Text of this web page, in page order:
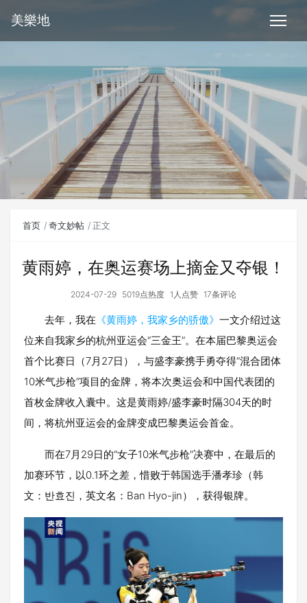
美樂地
首页 奇文妙帖 正文
黄雨婷，在奥运赛场上摘金又夺银！
2024-07-29 5019点热度 1人点赞 17条评论
去年，我在 《黄雨婷，我家乡的骄傲》 一文介绍过这
位来自我家乡的杭州亚运会“三金王”。在本届巴黎奥运会
首个比赛日（7月27日），与盛李豪携手勇夺得“混合团体
10米气步枪”项目的金牌，将本次奥运会和中国代表团的
首枚金牌收入囊中。这是黄雨婷/盛李豪时隔304天的时
间，将杭州亚运会的金牌变成巴黎奥运会首金。
而在7月29日的“女子10米气步枪”决赛中，在最后的
加赛环节，以0.1环之差，惜败于韩国选手潘孝珍（韩
文：반효진，英文名：Ban Hyo-jin），获得银牌。